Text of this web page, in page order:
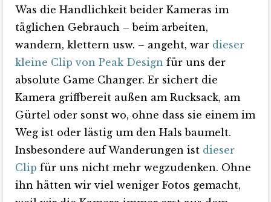
Was die Handlichkeit beider Kameras im
täglichen Gebrauch – beim arbeiten,
wandern, klettern usw. – angeht, war dieser
kleine Clip von Peak Design für uns der
absolute Game Changer. Er sichert die
Kamera griffbereit außen am Rucksack, am
Gürtel oder sonst wo, ohne dass sie einem im
Weg ist oder lästig um den Hals baumelt.
Insbesondere auf Wanderungen ist dieser
Clip für uns nicht mehr wegzudenken. Ohne
ihn hätten wir viel weniger Fotos gemacht,